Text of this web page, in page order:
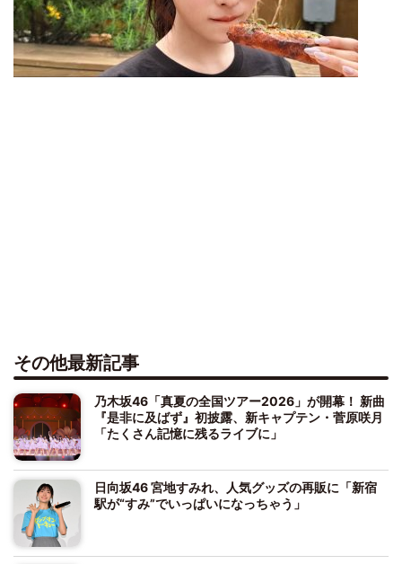
その他最新記事
乃木坂46「真夏の全国ツアー2026」が開幕！ 新曲
『是非に及ばず』初披露、新キャプテン・菅原咲月
「たくさん記憶に残るライブに」
日向坂46 宮地すみれ、人気グッズの再販に「新宿
駅が“すみ”でいっぱいになっちゃう」